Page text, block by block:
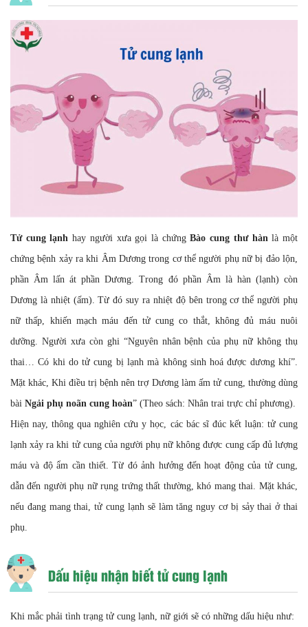
Tử cung lạnhhay người xưa gọi là chứngBào cung thư hànlà một
chứng bệnh xảy ra khi Âm Dương trong cơ thể người phụ nữ bị đảo lộn,
phần Âm lấn át phần Dương. Trong đó phần Âm là hàn (lạnh) còn
Dương là nhiệt (ấm). Từ đó suy ra nhiệt độ bên trong cơ thể người phụ
nữ thấp, khiến mạch máu đến tử cung co thắt, không đủ máu nuôi
dưỡng. Người xưa còn ghi “Nguyên nhân bệnh của phụ nữ không thụ
thai… Có khi do tử cung bị lạnh mà không sinh hoá được dương khí”.
Mặt khác, Khi điều trị bệnh nên trợ Dương làm ấm tử cung, thường dùng
bài Ngải phụ noãn cung hoàn” (Theo sách: Nhân trai trực chỉ phương).
Hiện nay, thông qua nghiên cứu y học, các bác sĩ đúc kết luận: tử cung
lạnh xảy ra khi tử cung của người phụ nữ không được cung cấp đủ lượng
máu và độ ẩm cần thiết. Từ đó ảnh hưởng đến hoạt động của tử cung,
dẫn đến người phụ nữ rụng trứng thất thường, khó mang thai. Mặt khác,
nếu đang mang thai, tử cung lạnh sẽ làm tăng nguy cơ bị sảy thai ở thai
phụ.
Dấu hiệu nhận biết tử cung lạnh
Khi mắc phải tình trạng tử cung lạnh, nữ giới sẽ có những dấu hiệu như: